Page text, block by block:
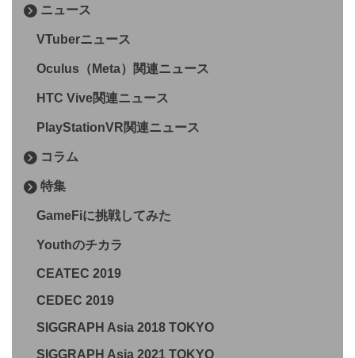
ニュース
VTuberニュース
Oculus（Meta）関連ニュース
HTC Vive関連ニュース
PlayStationVR関連ニュース
コラム
特集
GameFiに挑戦してみた
Youthのチカラ
CEATEC 2019
CEDEC 2019
SIGGRAPH Asia 2018 TOKYO
SIGGRAPH Asia 2021 TOKYO